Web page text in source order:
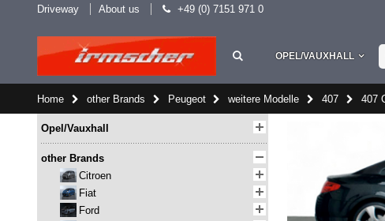
Driveway About us +49 (0) 7151 971 0
OPEL/VAUXHALL
Home other Brands Peugeot weitere Modelle 407 407
Opel/Vauxhall
other Brands
Citroen
Fiat
Ford